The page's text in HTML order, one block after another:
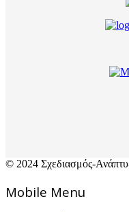
© 2024 Σχεδιασμός-
Mοbile Menu